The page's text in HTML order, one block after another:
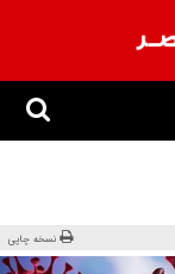
نسخه چاپی